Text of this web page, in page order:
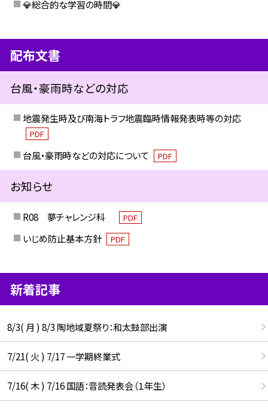
💎総合的な学習の時間💎
配布文書
台風・豪雨時などの対応
地震発生時及び南海トラフ地震臨時情報発表時等の対応
PDF
台風・豪雨時などの対応について PDF
お知らせ
R08 夢チャレンジ科 PDF
いじめ防止基本方針 PDF
新着記事
8/3( 月 ) 8/3 陶地域夏祭り：和太鼓部出演
7/21( 火 ) 7/17 一学期終業式
7/16( 木 ) 7/16 国語：音読発表会（１年生）